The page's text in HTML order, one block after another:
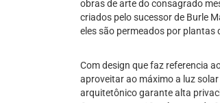
obras de arte do consagrado
criados pelo sucessor de Burle
eles são permeados por plantas
Com design que faz referencia
aproveitar ao máximo a luz
arquitetônico garante alta